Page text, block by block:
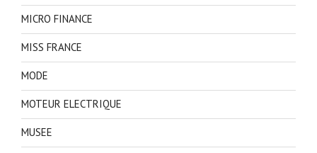
MICRO FINANCE
MISS FRANCE
MODE
MOTEUR ELECTRIQUE
MUSEE